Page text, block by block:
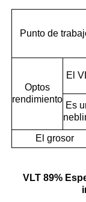
Punto de
Optos
rendimiento
El
Es
El grosor
VLT 89%